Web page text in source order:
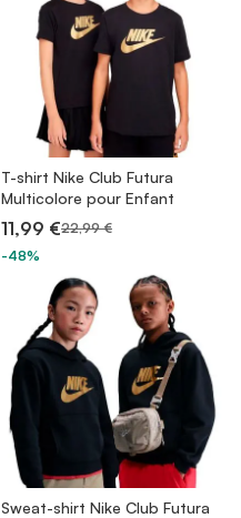
T-shirt Nike Club Futura
Multicolore pour Enfant
11,99 €22,99 €
-48%
Sweat-shirt Nike Club Futura